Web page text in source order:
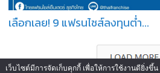
เลือกเลย! 9 แฟรนไชส์ลงทุนต่ำ...
เว็บไซต์มีการจัดเก็บคุกกี้ เพื่อให้การใช้งานดียิ่งขึ้น